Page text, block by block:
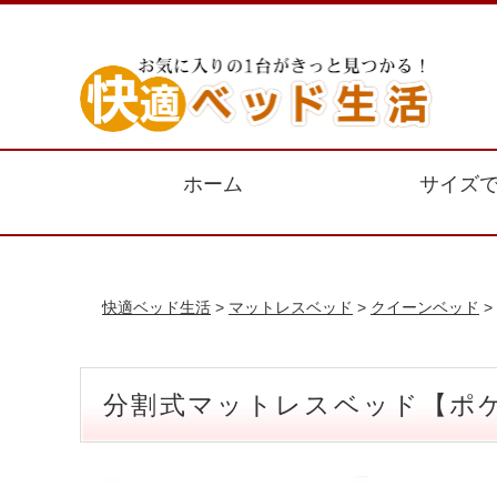
ホーム サイズ
快適ベッド生活 > マットレスベッド > クイーンベッド >
分割式マットレスベッド【ポ